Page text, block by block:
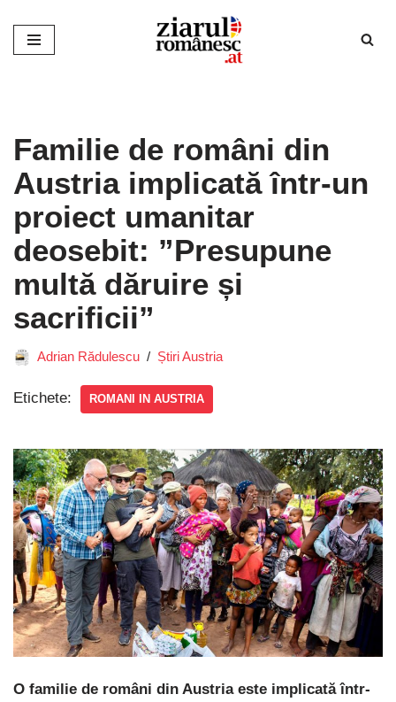
Sari
Familie de români din
Austria implicată într-un
proiect umanitar
deosebit: ”Presupune
multă dăruire și
sacrificii”
Adrian Rădulescu Știri Austria
Etichete: ROMANI IN AUSTRIA
O familie de români din Austria este implicată într-